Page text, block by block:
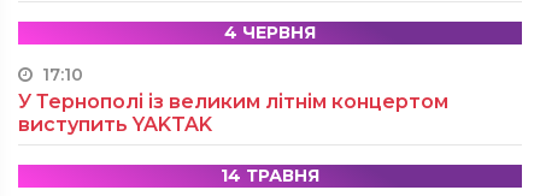
4 ЧЕРВНЯ
17:10
У Тернополі із великим літнім концертом
виступить YAKTAK
14 ТРАВНЯ